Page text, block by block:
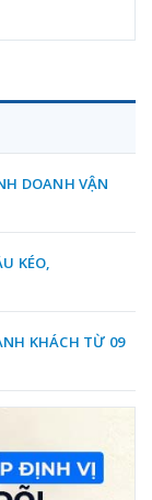
DOANH VẬN
KÉO,
KHÁCH TỪ 09